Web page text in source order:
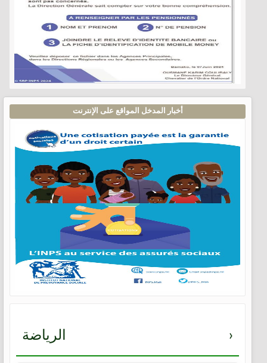
أخبار المدخل المواقع على الإنترنت
الرياضة ›